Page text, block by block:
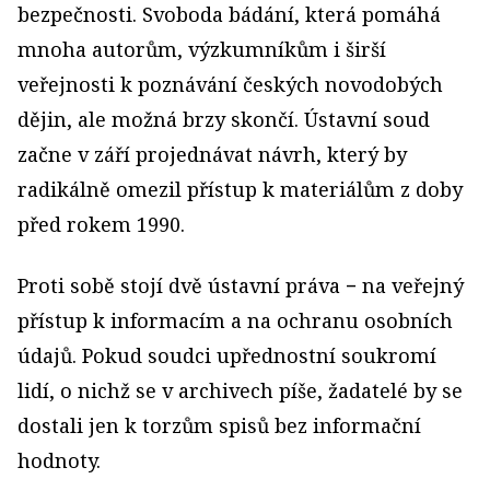
bezpečnosti. Svoboda bádání, která pomáhá
mnoha autorům, výzkumníkům i širší
veřejnosti k poznávání českých novodobých
dějin, ale možná brzy skončí. Ústavní soud
začne v září projednávat návrh, který by
radikálně omezil přístup k materiálům z doby
před rokem 1990.
Proti sobě stojí dvě ústavní práva − na veřejný
přístup k informacím a na ochranu osobních
údajů. Pokud soudci upřednostní soukromí
lidí, o nichž se v archivech píše, žadatelé by se
dostali jen k torzům spisů bez informační
hodnoty.